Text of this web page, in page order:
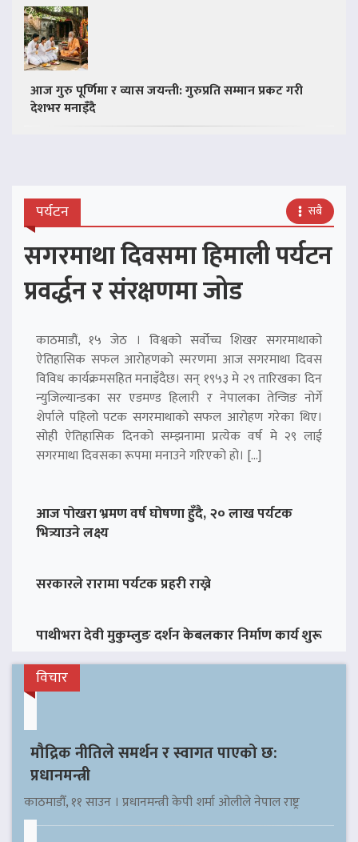
आज गुरु पूर्णिमा र व्यास जयन्ती: गुरुप्रति सम्मान प्रकट गरी
देशभर मनाइँदै
पर्यटन सबै
सगरमाथा दिवसमा हिमाली पर्यटन
प्रवर्द्धन र संरक्षणमा जोड
काठमाडौं, १५ जेठ । विश्वको सर्वोच्च शिखर सगरमाथाको
ऐतिहासिक सफल आरोहणको स्मरणमा आज सगरमाथा दिवस
विविध कार्यक्रमसहित मनाइँदैछ। सन् १९५३ मे २९ तारिखका दिन
न्युजिल्यान्डका सर एडमण्ड हिलारी र नेपालका तेन्जिङ नोर्गे
शेर्पाले पहिलो पटक सगरमाथाको सफल आरोहण गरेका थिए।
सोही ऐतिहासिक दिनको सम्झनामा प्रत्येक वर्ष मे २९ लाई
सगरमाथा दिवसका रूपमा मनाउने गरिएको हो। […]
आज पोखरा भ्रमण वर्ष घोषणा हुँदै, २० लाख पर्यटक
भित्र्याउने लक्ष्य
सरकारले रारामा पर्यटक प्रहरी राख्ने
पाथीभरा देवी मुकुम्लुङ दर्शन केबलकार निर्माण कार्य शुरू
विचार
मौद्रिक नीतिले समर्थन र स्वागत पाएको छ:
प्रधानमन्त्री
काठमाडौँ, ११ साउन । प्रधानमन्त्री केपी शर्मा ओलीले नेपाल राष्ट्र